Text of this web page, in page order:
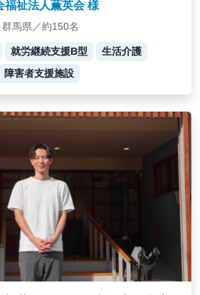
福祉法人薫英会 様
群馬県／約150名
就労継続支援B型
生活介護
障害者支援施設